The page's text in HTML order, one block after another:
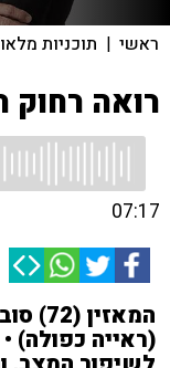
ראשי | תוכניות
רואה רחוק
07:17
(ראייה כפולה)